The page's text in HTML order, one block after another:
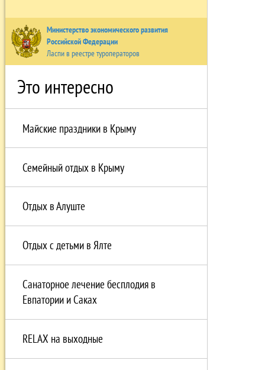
Министерство экономического развития
Российской Федерации
Ласпи в реестре туроператоров
Это интересно
Майские праздники в Крыму
Семейный отдых в Крыму
Отдых в Алуште
Отдых с детьми в Ялте
Санаторное лечение бесплодия в
Евпатории и Саках
RELAX на выходные